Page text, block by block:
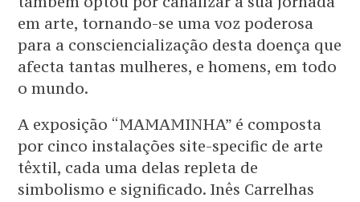
em arte, tornando-se uma voz poderosa
para a consciencialização desta doença que
afecta tantas mulheres, e homens, em todo
o mundo.
A exposição “MAMAMINHA” é composta
por cinco instalações site-specific de arte
têxtil, cada uma delas repleta de
simbolismo e significado. Inês Carrelhas